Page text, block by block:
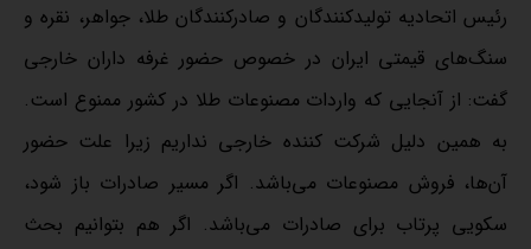
رئیس اتحادیه تولیدکنندگان و صادرکنندگان طلا، جواهر، نقره و
سنگ‌های قیمتی ایران در خصوص حضور غرفه داران خارجی
گفت: از آنجایی که واردات مصنوعات طلا در کشور ممنوع است.
به همین دلیل شرکت کننده خارجی نداریم زیرا علت حضور
آن‌ها، فروش مصنوعات می‌باشد. اگر مسیر صادرات باز شود،
سکویی پرتاب برای صادرات می‌باشد. اگر هم بتوانیم بحث